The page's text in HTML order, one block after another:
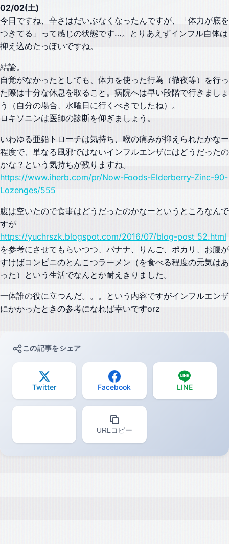
02/02(土)
今日ですね、辛さはだいぶなくなったんですが、「体力が底を
つきてる」って感じの状態です…。とりあえずインフル自体は
抑え込めたっぽいですね。
結論。
自覚がなかったとしても、体力を使った行為（徹夜等）を行っ
た際は十分な休息を取ること。病院へは早い段階で行きましょ
う（自分の場合、水曜日に行くべきでしたね）。
ロキソニンは医師の診断を仰ぎましょう。
いわゆる亜鉛トローチは気持ち、喉の痛みが抑えられたかなー
程度で、単なる風邪ではないインフルエンザにはどうだったの
かな？という気持ちが残りますね。
https://www.iherb.com/pr/Now-Foods-Elderberry-Zinc-90-
Lozenges/555
腹は空いたので食事はどうだったのかなーというところなんで
すが
https://yuchrszk.blogspot.com/2016/07/blog-post_52.html
を参考にさせてもらいつつ、バナナ、りんご、ポカリ、お腹が
すけばコンビニのとんこつラーメン（を食べる程度の元気はあ
った）という生活でなんとか耐えきりました。
一体誰の役に立つんだ。。。という内容ですがインフルエンザ
にかかったときの参考になれば幸いですorz
この記事をシェア
Twitter Facebook LINE
URLコピー